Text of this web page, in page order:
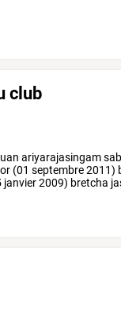
club
ariyarajasingam
(01 septembre2011)
janvier2009) bretcha